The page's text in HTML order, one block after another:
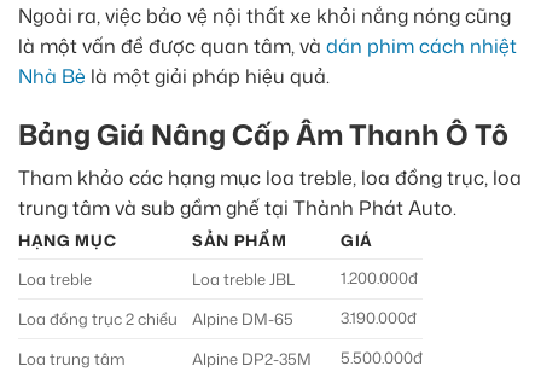
Ngoài ra, việc bảo vệ nội thất xe khỏi nắng nóng cũng
là một vấn đề được quan tâm, và dán phim cách nhiệt
Nhà Bè là một giải pháp hiệu quả.
Bảng Giá Nâng Cấp Âm Thanh Ô Tô
Tham khảo các hạng mục loa treble, loa đồng trục, loa
trung tâm và sub gầm ghế tại Thành Phát Auto.
HẠNG MỤC SẢN PHẨM
GIÁ
Loa treble
Loa treble JBL
1.200.000đ
Loa đồng trục 2 chiều
Alpine DM-65
3.190.000đ
Loa trung tâm
Alpine DP2-35M
5.500.000đ